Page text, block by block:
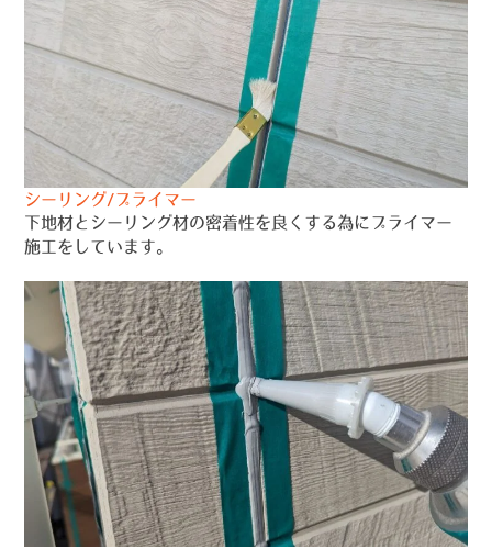
シーリング/プライマー
下地材とシーリング材の密着性を良くする為にプライマー
施工をしています。